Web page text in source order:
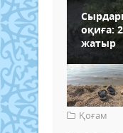
оқиға: 2
жатыр
Қоғам